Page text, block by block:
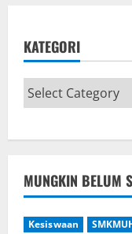
KATEGORI
MUNGKIN BELUM
Kesiswaan